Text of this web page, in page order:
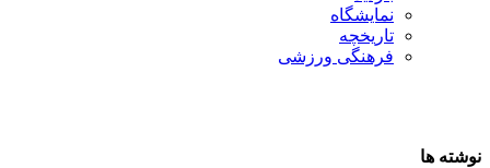
نمایشگاه
تاريخچه
فرهنگی ورزشی
ها